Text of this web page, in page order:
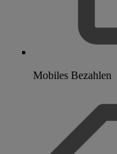
Mobiles Bezahlen